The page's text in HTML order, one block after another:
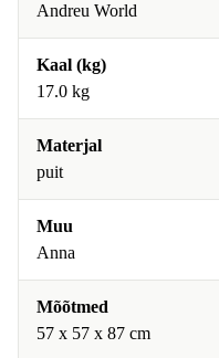
Andreu World
Kaal (kg)
17.0 kg
Materjal
puit
Muu
Anna
Mõõtmed
57 x 57 x 87 cm